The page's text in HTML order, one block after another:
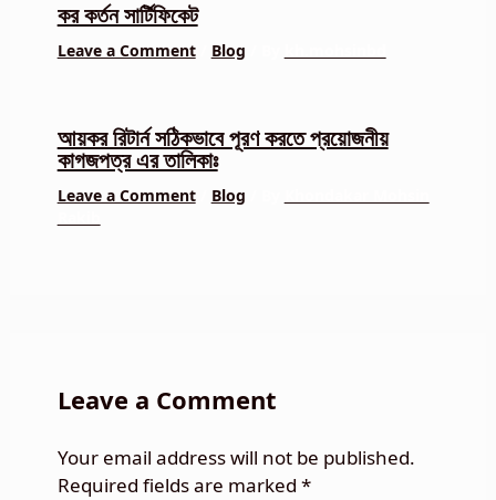
কর কর্তন সার্টিফিকেট
Leave a Comment Blog
আয়কর রিটার্ন সঠিকভাবে পূরণ করতে প্রয়োজনীয়
কাগজপত্র এর তালিকাঃ
Leave a Comment Blog
Leave a Comment
Your email address will not be published.
Required fields are marked *